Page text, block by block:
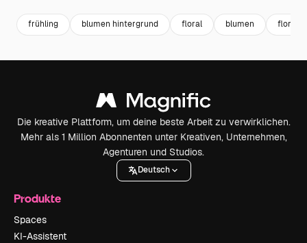
frühling blumen hintergrund floral blumen
Die kreative Plattform, um deine beste Arbeit zu verwirklichen.
Mehr als 1 Million Abonnenten unter Kreativen, Unternehmen,
Agenturen und Studios.
Deutsch
Produkte
Spaces
KI-Assistent